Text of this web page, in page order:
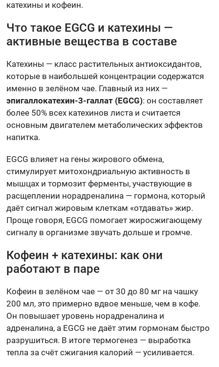
катехины и кофеин.
Что такое EGCG и катехины —
активные вещества в составе
Катехины — класс растительных антиоксидантов,
которые в наибольшей концентрации содержатся
именно в зелёном чае. Главный из них —
эпигаллокатехин-3-галлат (EGCG): он составляет
более 50% всех катехинов листа и считается
основным двигателем метаболических эффектов
напитка.
EGCG влияет на гены жирового обмена,
стимулирует митохондриальную активность в
мышцах и тормозит ферменты, участвующие в
расщеплении норадреналина — гормона, который
даёт сигнал жировым клеткам «отдавать» жир.
Проще говоря, EGCG помогает жиросжигающему
сигналу в организме звучать дольше и громче.
Кофеин + катехины: как они
работают в паре
Кофеин в зелёном чае — от 30 до 80 мг на чашку
200 мл, это примерно вдвое меньше, чем в кофе.
Он повышает уровень норадреналина и
адреналина, а EGCG не даёт этим гормонам быстро
разрушиться. В итоге термогенез — выработка
тепла за счёт сжигания калорий — усиливается.